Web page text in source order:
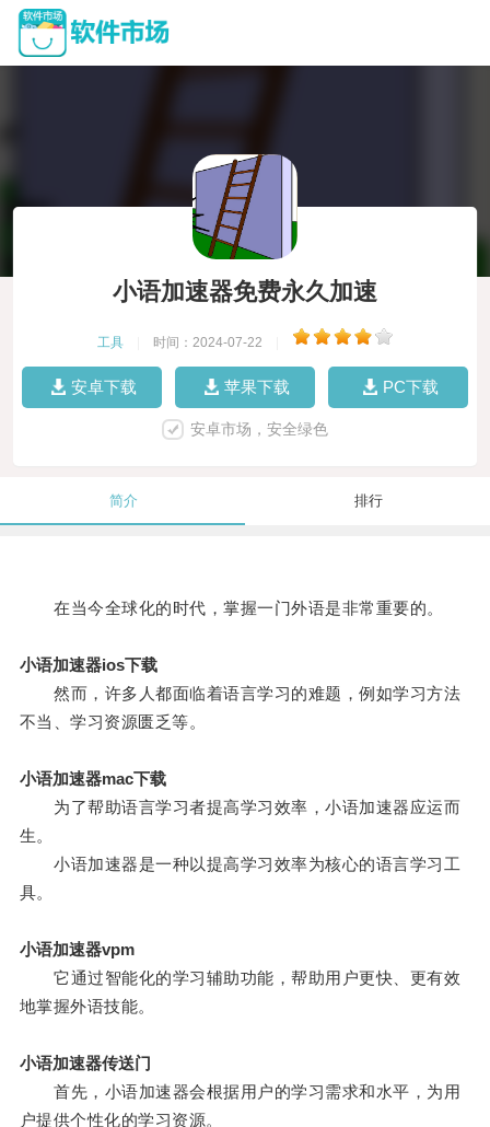
小语加速器免费永久加速
工具 时间：2024-07-22
安卓下载 苹果下载 PC下载
安卓市场，安全绿色
简介 排行
在当今全球化的时代，掌握一门外语是非常重要的。
小语加速器ios下载
然而，许多人都面临着语言学习的难题，例如学习方法
不当、学习资源匮乏等。
小语加速器mac下载
为了帮助语言学习者提高学习效率，小语加速器应运而
生。
小语加速器是一种以提高学习效率为核心的语言学习工
具。
小语加速器vpm
它通过智能化的学习辅助功能，帮助用户更快、更有效
地掌握外语技能。
小语加速器传送门
首先，小语加速器会根据用户的学习需求和水平，为用
户提供个性化的学习资源。